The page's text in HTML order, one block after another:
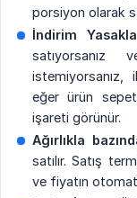
porsiyon olarak
İndirim Yasakla
satıyorsanız
istemiyorsanız,
eğer ürün
işareti görünür.
Ağırlıkla
satılır. Satış
ve fiyatın